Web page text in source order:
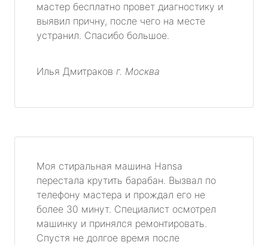
мастер бесплатно провет диагностику и
выявил причну, после чего на месте
устранил. Спасибо большое.
Илья Дмитраков г. Москва
Моя стиральная машина Hansa
перестала крутить барабан. Вызвал по
телефону мастера и прождал его не
более 30 минут. Специалист осмотрел
машинку и принялся ремонтировать.
Спустя не долгое время после